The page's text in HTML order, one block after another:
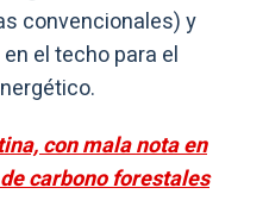
convencionales) y
el techo para el
con mala nota en
carbono forestales